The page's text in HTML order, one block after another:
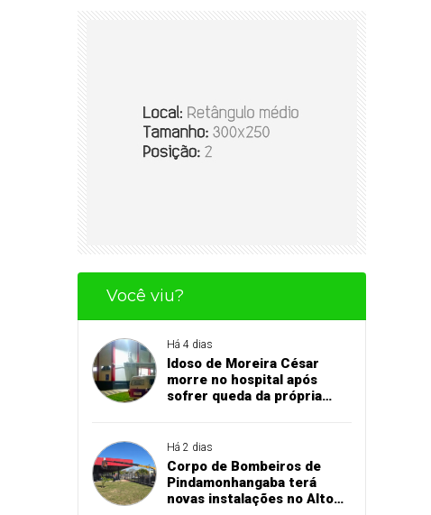
Você viu?
Há 4 dias
Idoso de Moreira César
morre no hospital após
sofrer queda da própria
Há 2 dias
Corpo de Bombeiros de
Pindamonhangaba terá
novas instalações no Alto